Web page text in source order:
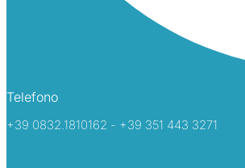
Telefono
+39 0832.1810162 - +39 351 443 3271